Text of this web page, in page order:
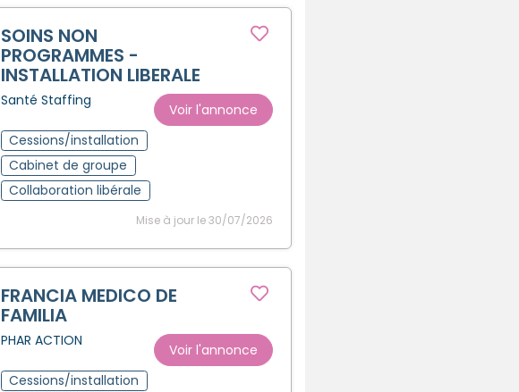
SOINS NON
PROGRAMMES -
INSTALLATION LIBERALE
Santé Staffing
Voir l'annonce
Cessions/installation
Cabinet de groupe
Collaboration libérale
Mise à jour le 30/07/2026
FRANCIA MEDICO DE
FAMILIA
PHAR ACTION
Voir l'annonce
Cessions/installation